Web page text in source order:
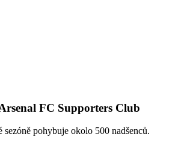
FC Supporters Club
sezóně pohybuje okolo 500 nadšenců.